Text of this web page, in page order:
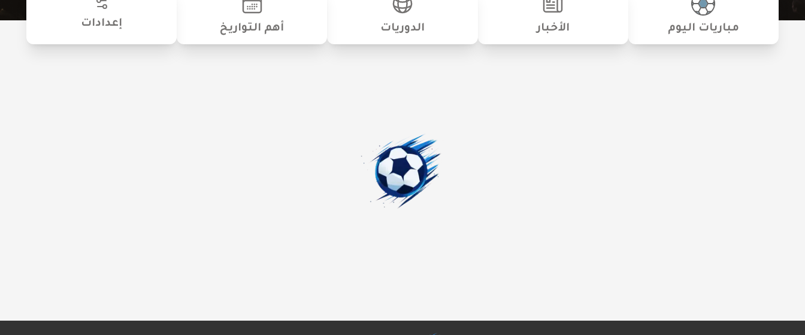
مباريات اليوم الأخبار الدوريات أهم التواريخ إعدادات